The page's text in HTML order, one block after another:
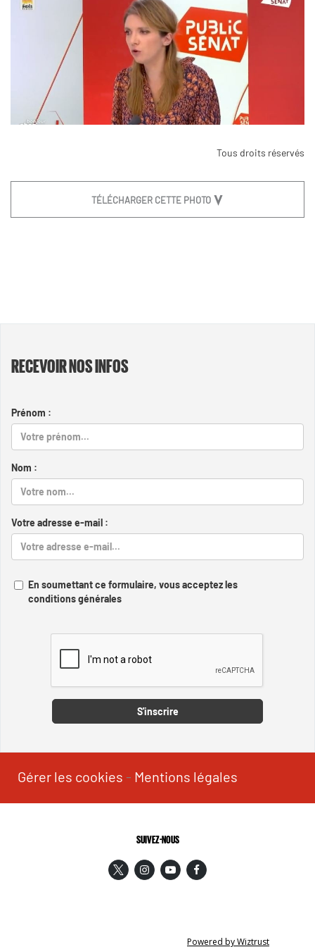
Tous droits réservés
TÉLÉCHARGER CETTE PHOTO
RECEVOIR NOS INFOS
Prénom :
Nom :
Votre adresse e-mail :
En soumettant ce formulaire, vous acceptez les
conditions générales
S'inscrire
Gérer les cookies - Mentions légales
SUIVEZ-NOUS
Powered by Wiztrust